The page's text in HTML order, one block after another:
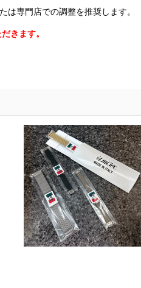
専門店での調整を推奨します。
きます。